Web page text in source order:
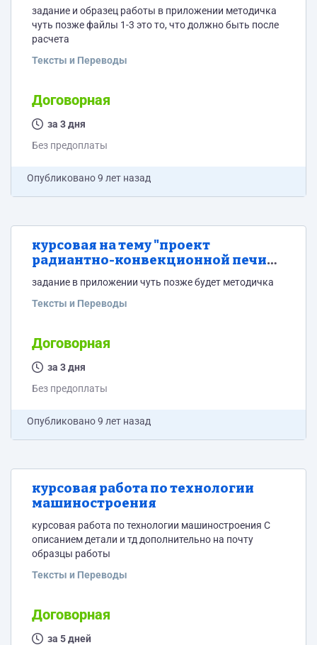
задание и образец работы в приложении методичка
чуть позже файлы 1-3 это то, что должно быть после
расчета
Тексты и Переводы
Договорная
за 3 дня
Без предоплаты
Опубликовано9 лет назад
курсовая на тему "проект
радиантно-конвекционной печи
шатрового типа для нагрева
отбензиненной нефти смесовым
топливом"
задание в приложении чуть позже будет методичка
Тексты и Переводы
Договорная
за 3 дня
Без предоплаты
Опубликовано9 лет назад
курсовая работа по технологии
машиностроения
курсовая работа по технологии машиностроения С
описанием детали и тд дополнительно на почту
образцы работы
Тексты и Переводы
Договорная
за 5 дней